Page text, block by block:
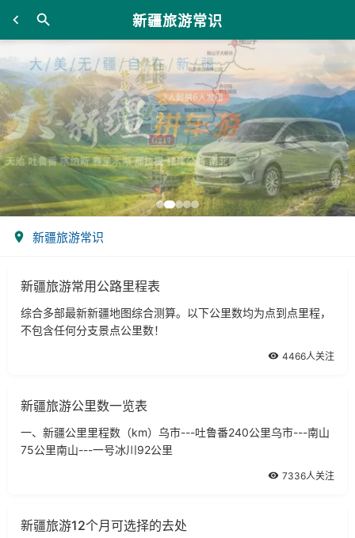
新疆旅游常识
新疆旅游常识
新疆旅游常用公路里程表
综合多部最新新疆地图综合测算。以下公里数均为点到点里程，
不包含任何分支景点公里数！
4466人关注
新疆旅游公里数一览表
一、新疆公里里程数（km）乌市---吐鲁番240公里乌市---南山
75公里南山---一号冰川92公里
7336人关注
新疆旅游12个月可选择的去处